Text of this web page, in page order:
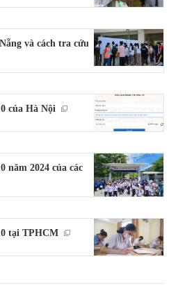
và cách tra cứu
của Hà Nội
năm 2024 của các
tại TPHCM